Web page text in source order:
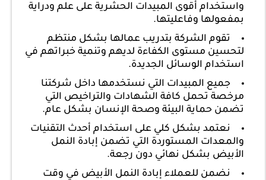
واستخدام أقوى المبيدات الحشرية على علم ودراية
بمفعولها وفاعليتها.
تقوم الشركة بتدريب عمالها بشكل منتظم
لتحسين مستوى الكفاءة لديهم وتنمية خبراتهم في
استخدام الوسائل الجديدة.
جميع المبيدات التي نستخدمها داخل شركتنا
مرخصة تحمل كافة الشهادات والتراخيص التي
تضمن حماية البيئة وصحة الإنسان بشكل عام.
نعتمد بشكل كلي على استخدام أحدث التقنيات
والمعدات المستوردة التي تضمن إبادة النمل
الأبيض بشكل نهائي دون رجعة.
نضمن للعملاء إبادة النمل الأبيض في وقت